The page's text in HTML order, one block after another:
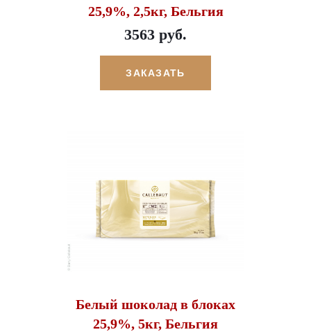
25,9%, 2,5кг, Бельгия
3563 руб.
ЗАКАЗАТЬ
Белый шоколад в блоках
25,9%, 5кг, Бельгия